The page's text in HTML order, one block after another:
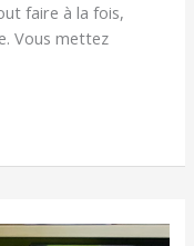
faire à la fois,
Vous mettez